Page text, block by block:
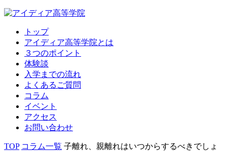
トップ
アイディア高等学院とは
３つのポイント
体験談
入学までの流れ
よくあるご質問
コラム
イベント
アクセス
お問い合わせ
TOP コラム一覧 子離れ、親離れはいつからするべきでしょ